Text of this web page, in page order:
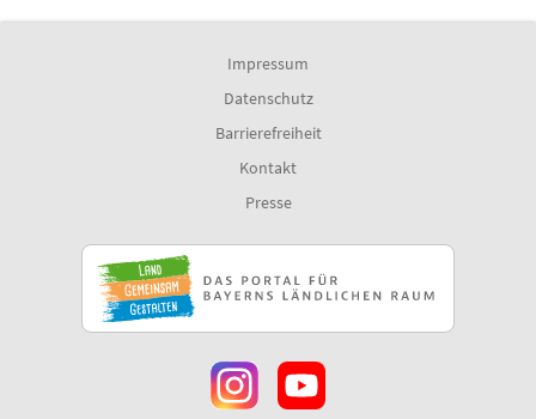
Impressum
Datenschutz
Barrierefreiheit
Kontakt
Presse